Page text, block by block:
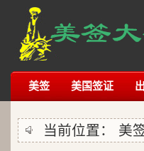
美签 美国签证
当前位置： 美